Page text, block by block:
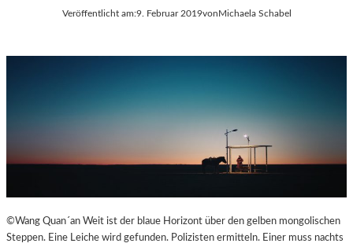
Veröffentlicht am:9. Februar 2019vonMichaela Schabel
©Wang Quan´an Weit ist der blaue Horizont über den gelben mongolischen
Steppen. Eine Leiche wird gefunden. Polizisten ermitteln. Einer muss nachts